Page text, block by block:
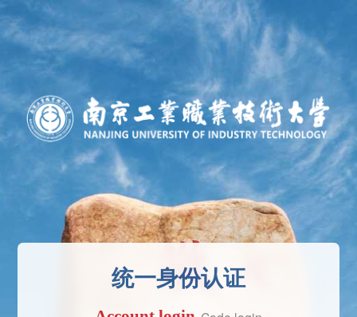
统一身份认证